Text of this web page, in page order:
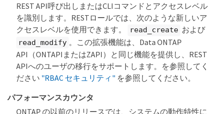
REST API呼び出しまたはCLIコマンドとアクセスレベル
を識別します。RESTロールでは、次のような新しいア
クセスレベルを使用できます。
read_create および
read_modify 。この拡張機能は、Data ONTAP
API（ONTAPIまたはZAPI）と同じ機能を提供し、REST
APIへのユーザの移行をサポートします。を参照してく
ださい "RBAC セキュリティ" を参照してください。
パフォーマンスカウンタ
ONTAP の以前のリリースでは、システムの動作特性に